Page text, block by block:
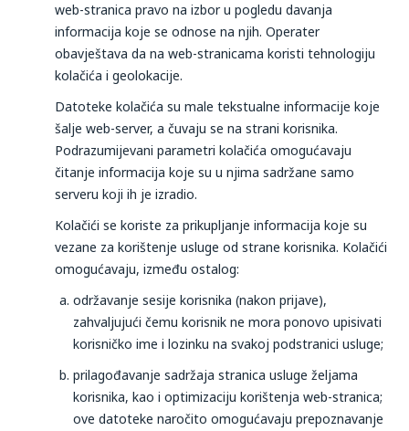
web-stranica pravo na izbor u pogledu davanja
informacija koje se odnose na njih. Operater
obavještava da na web-stranicama koristi tehnologiju
kolačića i geolokacije.
Datoteke kolačića su male tekstualne informacije koje
šalje web-server, a čuvaju se na strani korisnika.
Podrazumijevani parametri kolačića omogućavaju
čitanje informacija koje su u njima sadržane samo
serveru koji ih je izradio.
Kolačići se koriste za prikupljanje informacija koje su
vezane za korištenje usluge od strane korisnika. Kolačići
omogućavaju, između ostalog:​
održavanje sesije korisnika (nakon prijave),
zahvaljujući čemu korisnik ne mora ponovo upisivati
korisničko ime i lozinku na svakoj podstranici usluge;
prilagođavanje sadržaja stranica usluge željama
korisnika, kao i optimizaciju korištenja web-stranica;
ove datoteke naročito omogućavaju prepoznavanje